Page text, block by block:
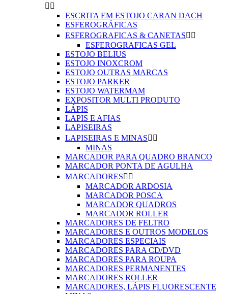
 
ESCRITA EM ESTOJO CARAN DACH
ESFEROGRÁFICAS
ESFEROGRAFICAS & CANETAS 
ESFEROGRAFICAS GEL
ESTOJO BELIUS
ESTOJO INOXCROM
ESTOJO OUTRAS MARCAS
ESTOJO PARKER
ESTOJO WATERMAM
EXPOSITOR MULTI PRODUTO
LÁPIS
LAPIS E AFIAS
LAPISEIRAS
LAPISEIRAS E MINAS 
MINAS
MARCADOR PARA QUADRO BRANCO
MARCADOR PONTA DE AGULHA
MARCADORES 
MARCADOR ARDOSIA
MARCADOR POSCA
MARCADOR QUADROS
MARCADOR ROLLER
MARCADORES DE FELTRO
MARCADORES E OUTROS MODELOS
MARCADORES ESPECIAIS
MARCADORES PARA CD/DVD
MARCADORES PARA ROUPA
MARCADORES PERMANENTES
MARCADORES ROLLER
MARCADORES, LÁPIS FLUORESCENTE